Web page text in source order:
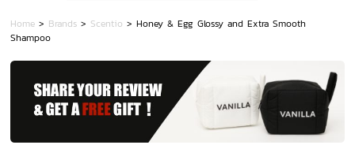
Home > Brands > Scentio >Honey & Egg Glossy and Extra Smooth
Shampoo